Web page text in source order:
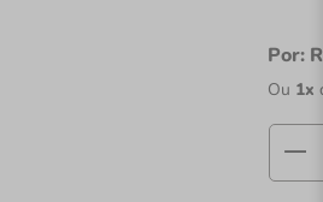
Por:
Ou 1x